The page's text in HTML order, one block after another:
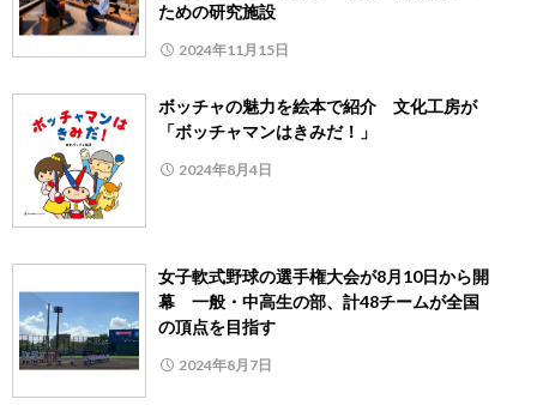
ための研究施設
2024年11月15日
ボッチャの魅力を絵本で紹介 文化工房が
「ボッチャマンはきみだ！」
2024年8月4日
女子軟式野球の選手権大会が8月10日から開
幕 一般・中高生の部、計48チームが全国
の頂点を目指す
2024年8月7日